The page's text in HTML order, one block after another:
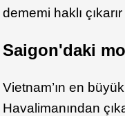
dememi haklı
Saigon'daki
Vietnam’ın en
Havalimanından